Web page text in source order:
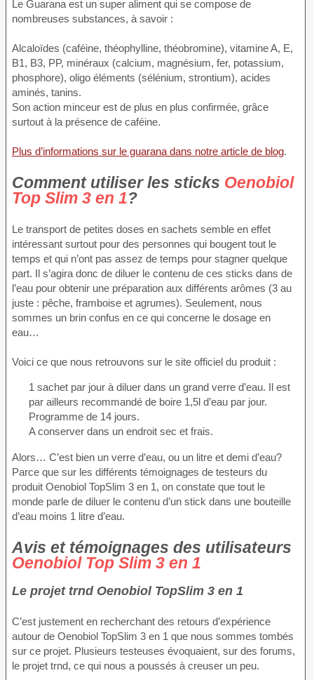
Le Guarana est un super aliment qui se compose de
nombreuses substances, à savoir :
Alcaloïdes (caféine, théophylline, théobromine), vitamine A, E,
B1, B3, PP, minéraux (calcium, magnésium, fer, potassium,
phosphore), oligo éléments (sélénium, strontium), acides
aminés, tanins.
Son action minceur est de plus en plus confirmée, grâce
surtout à la présence de caféine.
Plus d’informations sur le guarana dans notre article de blog.
Comment utiliser les sticks Oenobiol
Top Slim 3 en 1?
Le transport de petites doses en sachets semble en effet
intéressant surtout pour des personnes qui bougent tout le
temps et qui n’ont pas assez de temps pour stagner quelque
part. Il s’agira donc de diluer le contenu de ces sticks dans de
l’eau pour obtenir une préparation aux différents arômes (3 au
juste : pêche, framboise et agrumes). Seulement, nous
sommes un brin confus en ce qui concerne le dosage en
eau…
Voici ce que nous retrouvons sur le site officiel du produit :
1 sachet par jour à diluer dans un grand verre d’eau. Il est
par ailleurs recommandé de boire 1,5l d’eau par jour.
Programme de 14 jours.
A conserver dans un endroit sec et frais.
Alors… C’est bien un verre d’eau, ou un litre et demi d’eau?
Parce que sur les différents témoignages de testeurs du
produit Oenobiol TopSlim 3 en 1, on constate que tout le
monde parle de diluer le contenu d’un stick dans une bouteille
d’eau moins 1 litre d’eau.
Avis et témoignages des utilisateurs
Oenobiol Top Slim 3 en 1
Le projet trnd Oenobiol TopSlim 3 en 1
C’est justement en recherchant des retours d’expérience
autour de Oenobiol TopSlim 3 en 1 que nous sommes tombés
sur ce projet. Plusieurs testeuses évoquaient, sur des forums,
le projet trnd, ce qui nous a poussés à creuser un peu.